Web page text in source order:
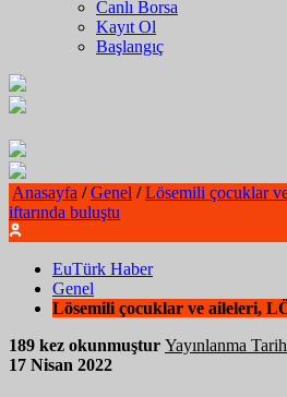
Canlı Borsa
Kayıt Ol
Başlangıç
Anasayfa / Genel / Lösemili çocuklar
iftarında buluştu
EuTürk Haber
Genel
Lösemili çocuklar ve aileleri,
189 kez okunmuştur Yayınlanma
17 Nisan 2022